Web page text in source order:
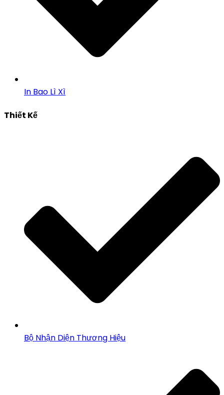
In Bao Lì Xì
Thiết Kế
Bộ Nhận Diện Thương Hiệu